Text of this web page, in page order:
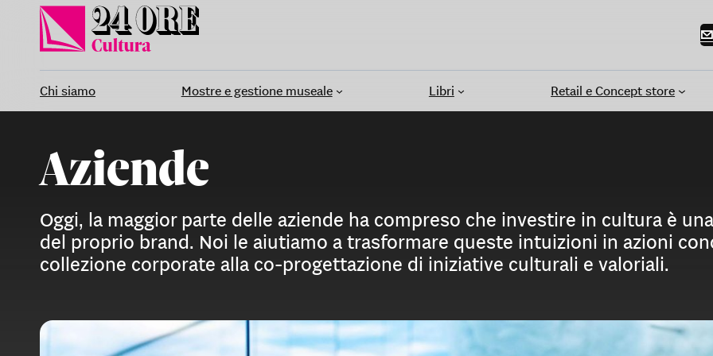
contenuto
Chi siamo Mostre e gestione museale Libri Retail e Concept store
Aziende
Oggi, la maggior parte delle aziende ha compreso che investire in cultura è
del proprio brand. Noi le aiutiamo a trasformare queste intuizioni in azioni
collezione corporate alla co-progettazione di iniziative culturali e valoriali.